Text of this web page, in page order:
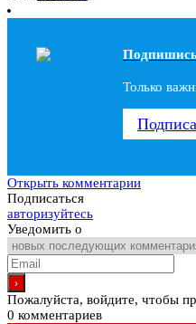
Только
Открыть комментарии
Подписаться
авторизуйтесь
Уведомить о
Пожалуйста, войдите, чтобы
0 комментариев